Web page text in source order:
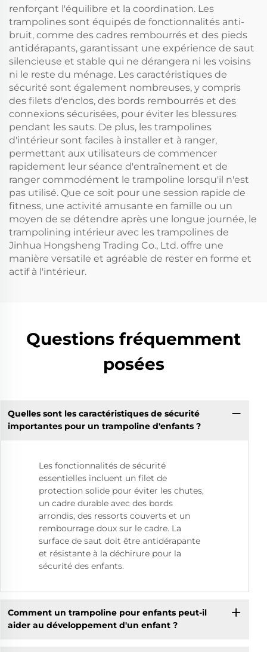
renforçant l'équilibre et la coordination. Les
trampolines sont équipés de fonctionnalités anti-
bruit, comme des cadres rembourrés et des pieds
antidérapants, garantissant une expérience de saut
silencieuse et stable qui ne dérangera ni les voisins
ni le reste du ménage. Les caractéristiques de
sécurité sont également nombreuses, y compris
des filets d'enclos, des bords rembourrés et des
connexions sécurisées, pour éviter les blessures
pendant les sauts. De plus, les trampolines
d'intérieur sont faciles à installer et à ranger,
permettant aux utilisateurs de commencer
rapidement leur séance d'entraînement et de
ranger commodément le trampoline lorsqu'il n'est
pas utilisé. Que ce soit pour une session rapide de
fitness, une activité amusante en famille ou un
moyen de se détendre après une longue journée, le
trampolining intérieur avec les trampolines de
Jinhua Hongsheng Trading Co., Ltd. offre une
manière versatile et agréable de rester en forme et
actif à l'intérieur.
Questions fréquemment
posées
Quelles sont les caractéristiques de sécurité
importantes pour un trampoline d'enfants ?
Les fonctionnalités de sécurité
essentielles incluent un filet de
protection solide pour éviter les chutes,
un cadre durable avec des bords
arrondis, des ressorts couverts et un
rembourrage doux sur le cadre. La
surface de saut doit être antidérapante
et résistante à la déchirure pour la
sécurité des enfants.
Comment un trampoline pour enfants peut-il
aider au développement d'un enfant ?